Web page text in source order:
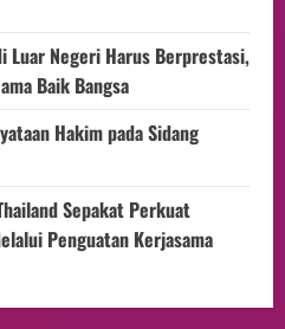
Luar Negeri Harus Berprestasi,
Baik Bangsa
Hakim pada Sidang
Sepakat Perkuat
Penguatan Kerjasama